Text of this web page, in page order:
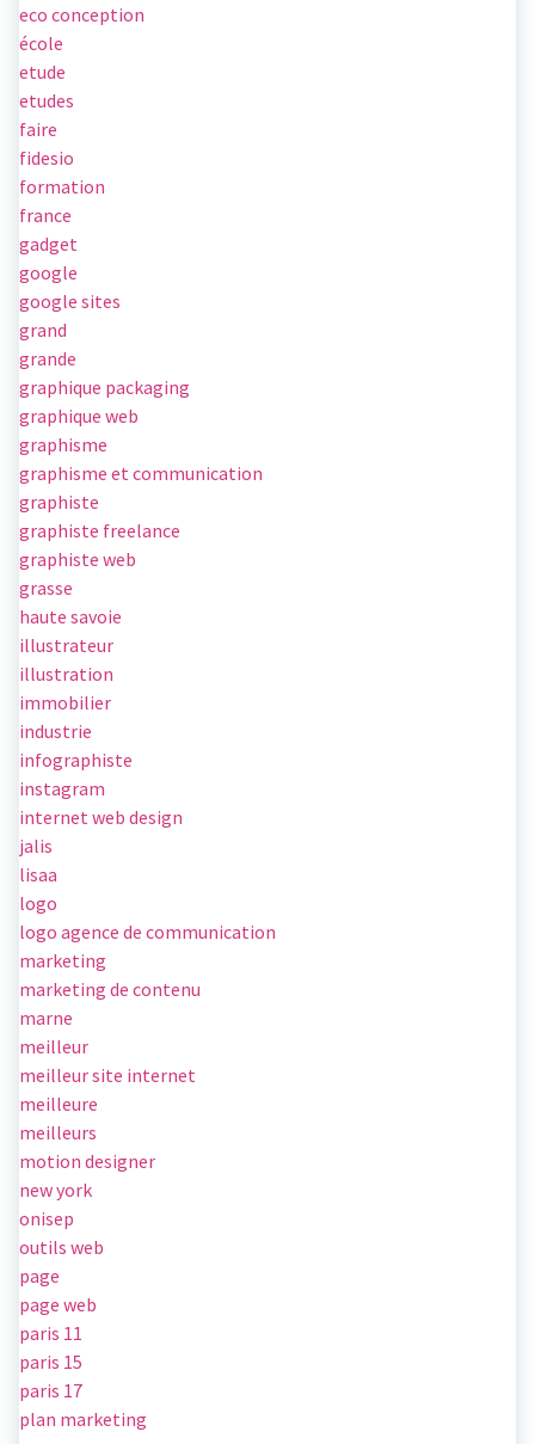
eco conception
école
etude
etudes
faire
fidesio
formation
france
gadget
google
google sites
grand
grande
graphique packaging
graphique web
graphisme
graphisme et communication
graphiste
graphiste freelance
graphiste web
grasse
haute savoie
illustrateur
illustration
immobilier
industrie
infographiste
instagram
internet web design
jalis
lisaa
logo
logo agence de communication
marketing
marketing de contenu
marne
meilleur
meilleur site internet
meilleure
meilleurs
motion designer
new york
onisep
outils web
page
page web
paris 11
paris 15
paris 17
plan marketing